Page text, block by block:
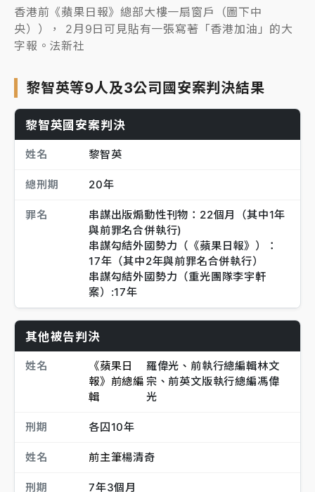
香港前《蘋果日報》總部大樓一扇窗戶（圖下中
央））， 2月9日可見貼有一張寫著「香港加油」的大
字報。法新社
黎智英等9人及3公司國安案判決結果
黎智英國安案判決
姓名 黎智英
總刑期 20年
罪名
串謀出版煽動性刊物：22個月（其中1年
與前罪名合併執行)
串謀勾結外國勢力（《蘋果日報》）：
17年（其中2年與前罪名合併執行）
串謀勾結外國勢力（重光團隊李宇軒
案）:17年
其他被告判決
姓名
《蘋果日
報》前總編
輯
羅偉光、前執行總編輯林文
宗、前英文版執行總編馮偉
光
刑期 各囚10年
姓名 前主筆楊清奇
刑期 7年3個月